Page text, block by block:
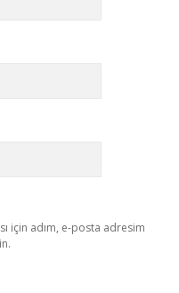
için adım, e-posta adresim